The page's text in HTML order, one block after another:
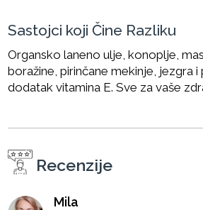
Sastojci koji Čine Razliku
Organsko laneno ulje, konoplje,
boražine, pirinčane mekinje, jezgra i
dodatak vitamina E. Sve za vaše
Recenzije
Mila